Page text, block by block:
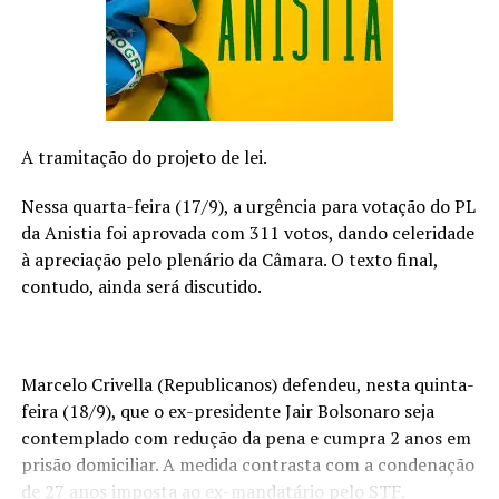
contínua nos próximos 3 a 6 meses e durando por vários
anos dependendo com os cuidados com a manutenção
Indicações e contra-indicações
O cirurgião explica que o BodyTite é indicado para
flacidez em qualquer área do corpo, como abdômen,
flancos, joelhos, braços, coxas ou papada. “Tratamento
seguro e altamente eficaz. Com apenas uma sessão e
resultados duradouros”
solução para a face. Accutite é a solução completa para
tratar áreas muito pequenas do corpo que exigem
precisão máxima como as pálpebras , e sem necessidade
de cirurgias.
A tramitação do projeto de lei.
Nessa quarta-feira (17/9), a urgência para votação do PL
da Anistia foi aprovada com 311 votos, dando celeridade
à apreciação pelo plenário da Câmara. O texto final,
contudo, ainda será discutido.
Marcelo Crivella (Republicanos) defendeu, nesta quinta-
feira (18/9), que o ex-presidente Jair Bolsonaro seja
contemplado com redução da pena e cumpra 2 anos em
prisão domiciliar. A medida contrasta com a condenação
de 27 anos imposta ao ex-mandatário pelo STF.